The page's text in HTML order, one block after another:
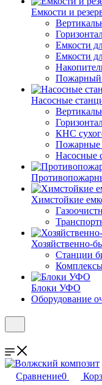
Емкости и
Емкости
Емкости
Пожарный
Насосные
КНС
Пожарные
Насосные
Химстойкие
Хозяйственно-
Станции
Блоки УФО
Оборудование
Сравнение0